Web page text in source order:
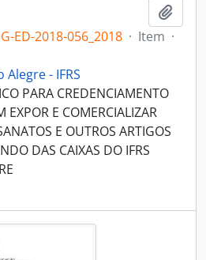
ED-2018-056_2018 · Item ·
- IFRS
PARA CREDENCIAMENTO
EXPOR E COMERCIALIZAR
E OUTROS ARTIGOS
DAS CAIXAS DO IFRS